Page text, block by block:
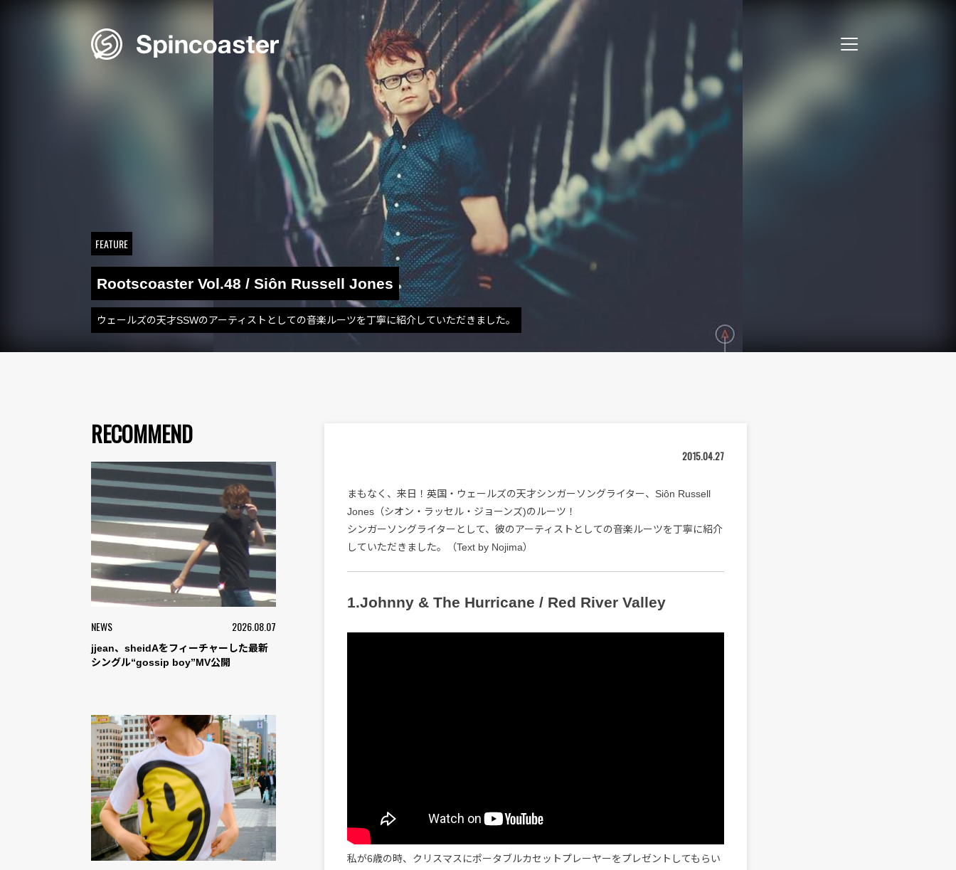
FEATURE
Rootscoaster Vol.48 / Siôn Russell Jones
ウェールズの天才SSWのアーティストとしての音楽ルーツを丁寧に紹介していただきました。
RECOMMEND
NEWS 2026.08.07
jjean、sheidAをフィーチャーした最新
シングル“gossip boy”MV公開
2015.04.27
まもなく、来日！英国・ウェールズの天才シンガーソングライター、Siôn Russell
Jones（シオン・ラッセル・ジョーンズ)のルーツ！
シンガーソングライターとして、彼のアーティストとしての音楽ルーツを丁寧に紹介
していただきました。（Text by Nojima）
1.Johnny & The Hurricane / Red River Valley
私が6歳の時、クリスマスにポータブルカセットプレーヤーをプレゼントしてもらい